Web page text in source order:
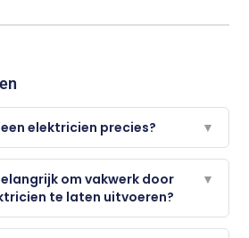
elektricien precies? ▼
om vakwerk door
te laten uitvoeren?
▼